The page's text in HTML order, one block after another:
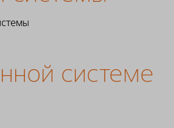
системе